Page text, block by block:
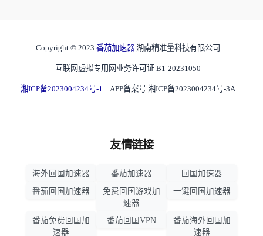
Copyright © 2023 番茄加速器 湖南精准量科技有限公司
互联网虚拟专用网业务许可证 B1-20231050
湘ICP备2023004234号-1 APP备案号 湘ICP备2023004234号-3A
友情链接
海外回国加速器 番茄加速器
回国加速器
番茄回国加速器
免费回国游戏加
速器
一键回国加速器
番茄免费回国加
速器
番茄回国VPN
番茄海外回国加
速器